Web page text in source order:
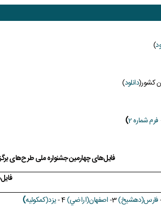
)
کشور(دانلود)
فرم شماره 2 )
فايل‌های چهارمين جشنواره ملی طرح‌های
فارس(دهشيخ)3- اصفهان(اراضي)4 - يزد(کمکوئيه)